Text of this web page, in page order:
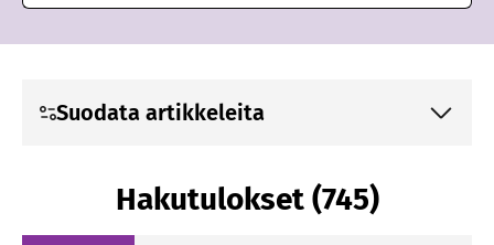
Suodata artikkeleita
Hakutulokset (745)